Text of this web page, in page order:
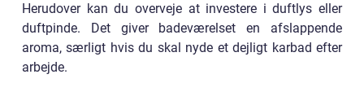
Herudover kan du overveje at investere i duftlys eller
duftpinde. Det giver badeværelset en afslappende
aroma, særligt hvis du skal nyde et dejligt karbad efter
arbejde.